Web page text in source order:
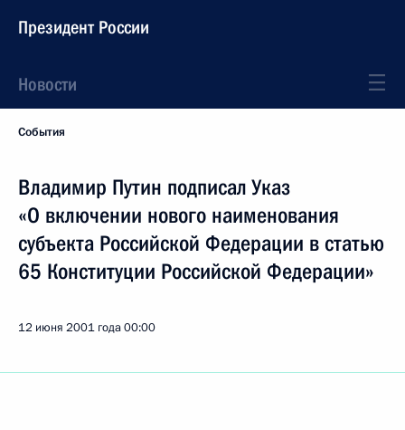
Президент России
Новости
События
Владимир Путин подписал Указ
«О включении нового наименования
субъекта Российской Федерации в статью
65 Конституции Российской Федерации»
12 июня 2001 года00:00